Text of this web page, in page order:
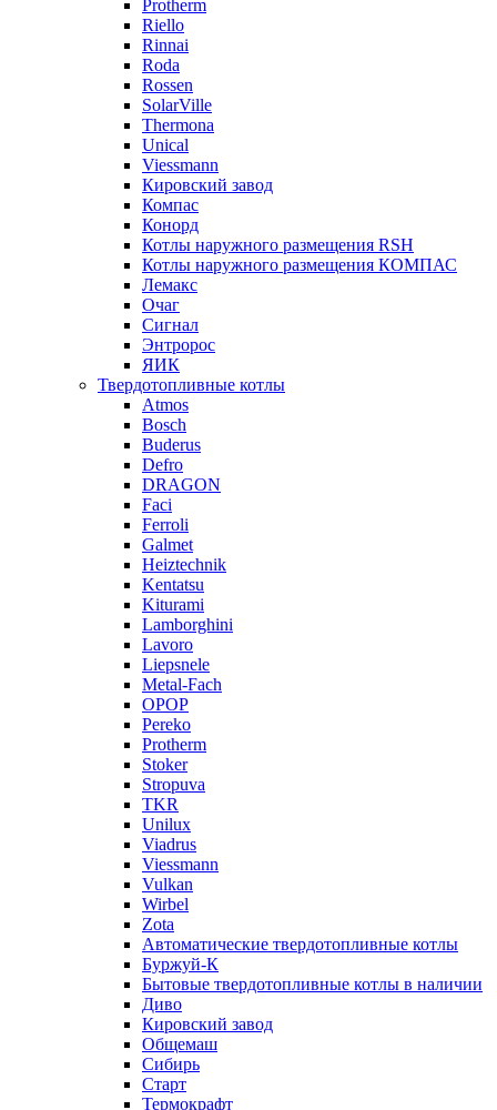
Protherm
Riello
Rinnai
Roda
Rossen
SolarVille
Thermona
Unical
Viessmann
Кировский завод
Компас
Конорд
Котлы наружного размещения RSH
Котлы наружного размещения КОМПАС
Лемакс
Очаг
Сигнал
Энтророс
ЯИК
Твердотопливные котлы
Atmos
Bosch
Buderus
Defro
DRAGON
Faci
Ferroli
Galmet
Heiztechnik
Kentatsu
Kiturami
Lamborghini
Lavoro
Liepsnele
Metal-Fach
OPOP
Pereko
Protherm
Stoker
Stropuva
TKR
Unilux
Viadrus
Viessmann
Vulkan
Wirbel
Zota
Автоматические твердотопливные котлы
Буржуй-К
Бытовые твердотопливные котлы в наличии
Диво
Кировский завод
Общемаш
Сибирь
Старт
Термокрафт